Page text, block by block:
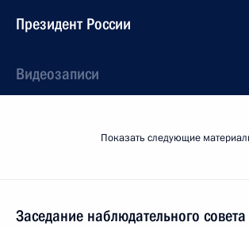
Президент России
Видеозаписи
Показать следующие
Заседание наблюдательного